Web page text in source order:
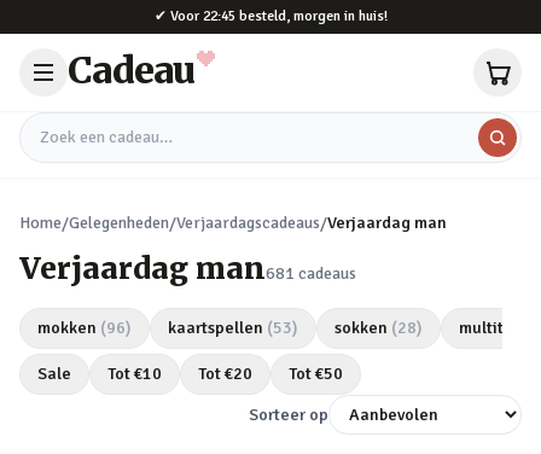
✔ Voor 22:45 besteld, morgen in huis!
Cadeau
Zoek een cadeau
Home/Gelegenheden/Verjaardagscadeaus/Verjaardag man
Verjaardag man681 cadeaus
mokken (96) kaartspellen (53) sokken (28) multitools
Sale Tot €10 Tot €20 Tot €50
Sorteer op